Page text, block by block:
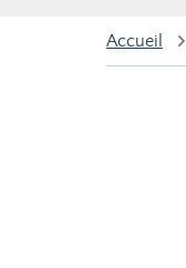
Accueil